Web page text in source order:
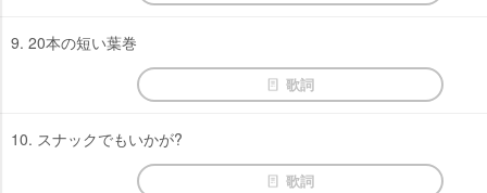
9. 20本の短い葉巻
歌詞
10. スナックでもいかが?
歌詞